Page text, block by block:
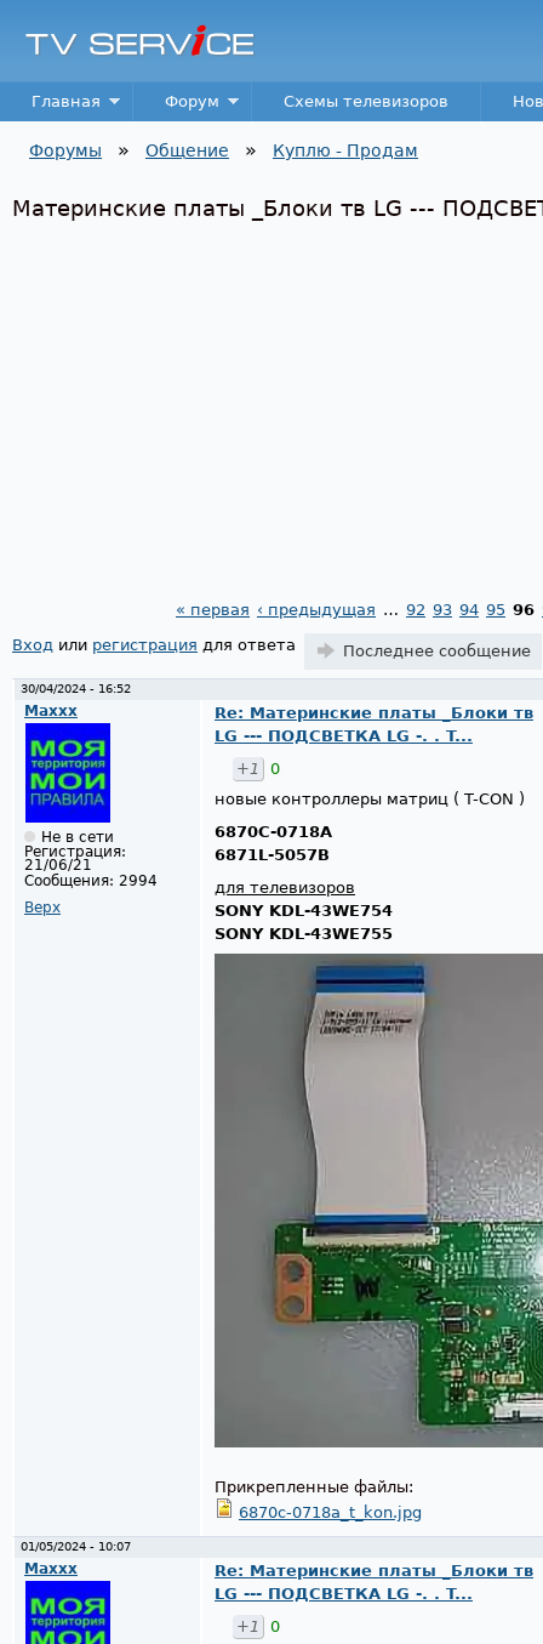
TV
Service
Main menu
Главная Форум Схемы телевизоров
Форумы » Общение » Куплю - Продам
Материнские платы _Блоки тв LG ---
Страницы
« первая ‹ предыдущая … 92 93 94 95 96
Вход или регистрация для ответа Последнее сообщение
30/04/2024 - 16:52
Maxxx
Не в сети
Регистрация:
21/06/21
Сообщения: 2994
Верх
Re: Материнские платы _Блоки тв
LG --- ПОДСВЕТКА LG -. . T...
+1
0
новые контроллеры матриц ( T-CON )
6870C-0718A
6871L-5057B
для телевизоров
SONY KDL-43WE754
SONY KDL-43WE755
Прикрепленные файлы:
6870c-0718a_t_kon.jpg
01/05/2024 - 10:07
Maxxx
Re: Материнские платы _Блоки тв
LG --- ПОДСВЕТКА LG -. . T...
+1
0